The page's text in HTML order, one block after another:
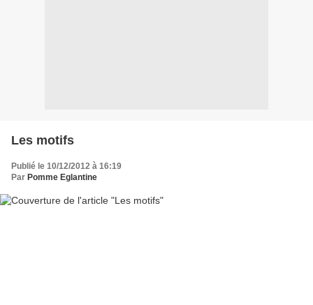
Les motifs
Publié le 10/12/2012 à 16:19
Par Pomme Eglantine